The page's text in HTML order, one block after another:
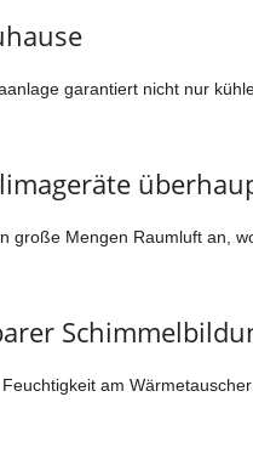
garantiert nicht nur
große Mengen Raumluft an,
am